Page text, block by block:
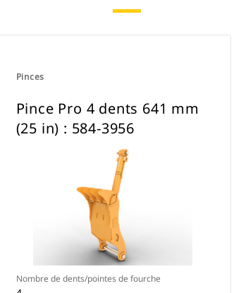
Pinces
Pince Pro 4 dents 641 mm
(25 in) : 584-3956
Nombre de dents/pointes de fourche